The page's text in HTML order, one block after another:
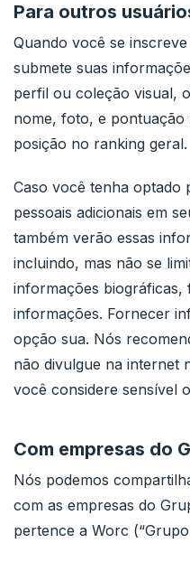
Para outros
Quando você se
submete suas
perfil ou coleção visual,
nome, foto, e pontuação
posição no ranking geral.
Caso você tenha
pessoais adicionais em
também verão essas
incluindo, mas não se
informações biográficas,
informações. Fornecer
opção sua. Nós
não divulgue na internet
você considere sensível
Com empresas do
Nós podemos
com as empresas do
pertence a Worc